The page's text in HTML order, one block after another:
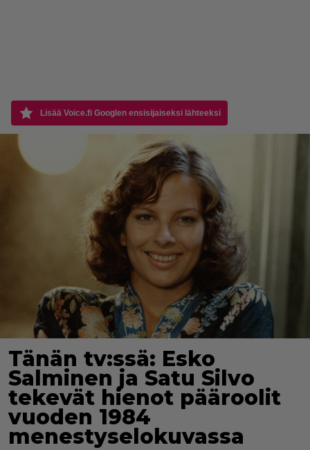
Lisää Voice.fi Googlen ensisijaiseksi lähteeksi
Tänän tv:ssä: Esko
Salminen ja Satu Silvo
tekevät hienot pääroolit
vuoden 1984
menestyselokuvassa